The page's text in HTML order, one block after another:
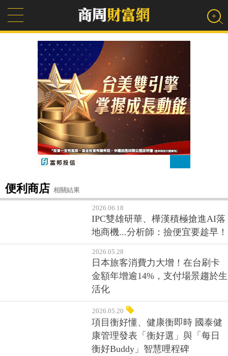
便利商店 相關結果
2026.06.18
IPC雙雄研華、樺漢積極搶進AI落
地商機...分析師：撿便宜要趁早！
2026.05.28
日本旅客消費力大增！在台刷卡
金額年增逾14%，支付場景趨於生
活化
2026.05.20
項目衡好懂、健康衡即時 國泰健
康管理發表「衡好選」與「每日
衡好Buddy」智慧哩程碑